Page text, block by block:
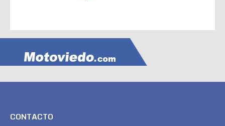
CONTACTO